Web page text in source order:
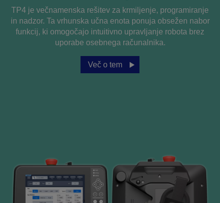
TP4 je večnamenska rešitev za krmiljenje, programiranje
in nadzor. Ta vrhunska učna enota ponuja obsežen nabor
funkcij, ki omogočajo intuitivno upravljanje robota brez
uporabe osebnega računalnika.
Več o tem